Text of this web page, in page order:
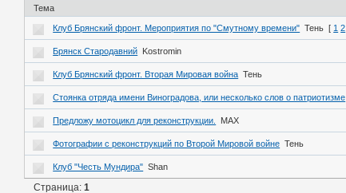
Тема
Клуб Брянский фронт. Мероприятия по "Смутному времени" Тень [ 1 2
Брянск Стародавний Kostromin
Клуб Брянский фронт. Вторая Мировая война Тень
Стоянка отряда имени Виноградова, или несколько слов о патриотизме
Предложу мотоцикл для реконструкции. MAX
Фотографии с реконструкций по Второй Мировой войне Тень
Клуб "Честь Мундира" Shan
Страница:1